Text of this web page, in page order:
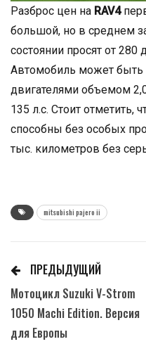
Разброс цен на RAV4
большой, но в среднем
состоянии просят от 280
Автомобиль может
двигателями объемом
135 л.с. Стоит отметить,
способны без особых
тыс. километров без
mitsubishi pajero ii
ПРЕДЫДУЩИЙ
Мотоцикл Suzuki V-Strom
1050 Machi Edition. Версия
для Европы